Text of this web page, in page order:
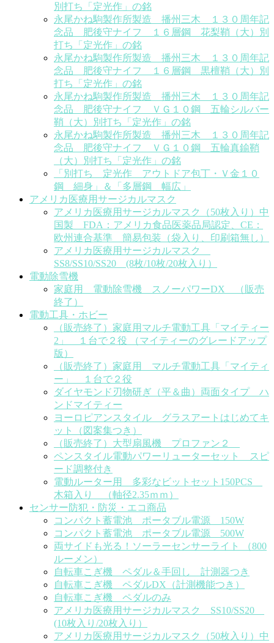
別打ち「定光作」の銘
永尾かね駒製作所製造 播州三木 １３０周年記
念品 肥後守ナイフ １６層鋼 花梨鞘（大）別
打ち「定光作」の銘
永尾かね駒製作所製造 播州三木 １３０周年記
念品 肥後守ナイフ １６層鋼 黒檀鞘（大）別
打ち「定光作」の銘
永尾かね駒製作所製造 播州三木 １３０周年記
念品 肥後守ナイフ ＶＧ１０鋼 五輪シルバー
鞘（大）別打ち「定光作」の銘
永尾かね駒製作所製造 播州三木 １３０周年記
念品 肥後守ナイフ ＶＧ１０鋼 五輪真鍮鞘
（大）別打ち「定光作」の銘
「別打ち 定光作 アウトドア包丁・Ｖ金１０
鋼 細身」＆「多層鋼 幅広」
アメリカ医療用サージカルマスク
アメリカ医療用サージカルマスク（50枚入り）中
国製 FDA：アメリカ食品医薬品局認定、CE：
欧州連合基準 簡易包装（袋入り、印刷箱無し）
アメリカ医療用サージカルマスク
SS8/SS10/SS20 (8枚/10枚/20枚入り）
電動除雪機
家庭用 電動除雪機 スノーパワーDX （販売
終了）
電動工具・ホビー
（販売終了）家庭用マルチ電動工具「マイティー
2」 １台で２役 （マイティーのグレードアップ
版）
（販売終了）家庭用 マルチ電動工具「マイティ
ー」 １台で２役
ダイヤモンド刃物研ぎ（平＆曲）両面タイプ ハ
ンドマイティー
ヨーロピアンスタイル グラスアートはじめてキ
ット（図案集つき）
（販売終了）大型扇風機 プロファン２
ペンスタイル電動パワーリューターセット スピ
ード調整付き
電動ルーター用 多彩なビットセット150PCS
木箱入り （軸径2.35ｍｍ）
センサー防犯・防災・エコ商品
コンパクト蓄電池 ポータブル電源 150W
コンパクト蓄電池 ポータブル電源 500W
両サイドも光る！ソーラーセンサーライト （800
ルーメン）
自転車こぎ機 ペダル＆手回し 計測器つき
自転車こぎ機 ペダルDX（計測機能つき）
自転車こぎ機 ペダルのみ
アメリカ医療用サージカルマスク SS10/SS20
(10枚入り/20枚入り）
アメリカ医療用サージカルマスク（50枚入り）中